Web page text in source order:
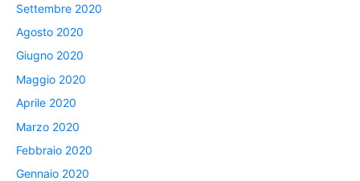
Settembre 2020
Agosto 2020
Giugno 2020
Maggio 2020
Aprile 2020
Marzo 2020
Febbraio 2020
Gennaio 2020